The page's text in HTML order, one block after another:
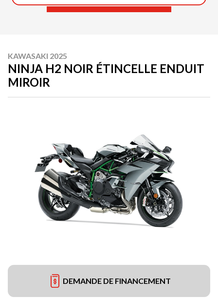
KAWASAKI 2025
NINJA H2 NOIR ÉTINCELLE ENDUIT
MIROIR
DEMANDE DE FINANCEMENT